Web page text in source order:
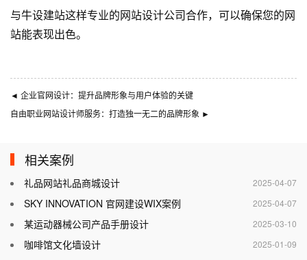
与牛设建站这样专业的网站设计公司合作，可以确保您的网
站能表现出色。
◄ 企业官网设计：提升品牌形象与用户体验的关键
自由职业网站设计师服务：打造独一无二的品牌形象 ►
相关案例
2025-04-07
礼品网站礼品商城设计
2025-04-07
SKY INNOVATION 官网建设WIX案例
2025-03-10
某运动器械公司产品手册设计
2025-01-09
咖啡馆文化墙设计